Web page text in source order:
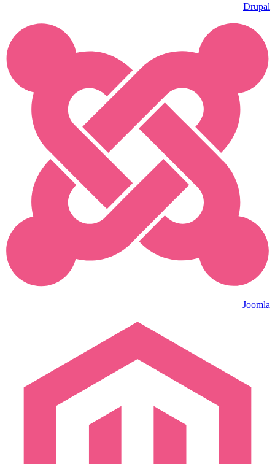
Drupal
Joomla